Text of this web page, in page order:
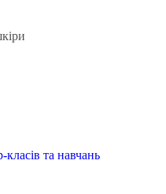
класів та навчань